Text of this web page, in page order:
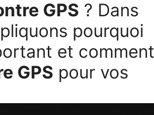
GPS ? Dans
pourquoi
et comment
GPS pour vos